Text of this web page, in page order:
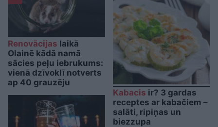
Renovācijas laikā
Olainē kādā namā
sācies peļu iebrukums:
vienā dzīvoklī notverts
ap 40 grauzēju
Kabacis ir? 3 gardas
receptes ar kabačiem –
salāti, ripiņas un
biezzupa